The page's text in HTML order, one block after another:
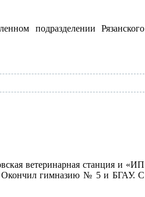
подразделении Рязанского
ветеринарная станция и «ИП
Окончил гимназию № 5 и БГАУ. С